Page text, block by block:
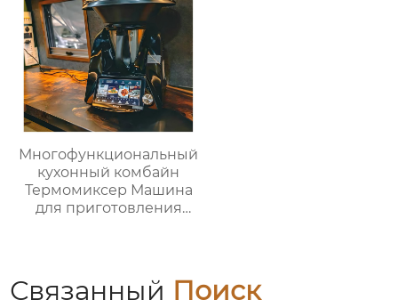
Многофункциональный
кухонный комбайн
Термомиксер Машина
для приготовления
Связанный Поиск